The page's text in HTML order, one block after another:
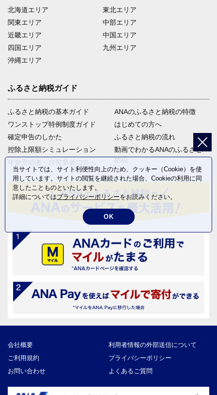
北海道エリア
関東エリア
近畿エリア
四国エリア
沖縄エリア
東北エリア
中部エリア
中国エリア
九州エリア
ふるさと納税ガイド
ふるさと納税の基本ガイド
ワンストップ特例制度ガイド
確定申告のしかた
控除上限額シミュレーション
ANAのふるさと納税の特徴
はじめての方へ
ふるさと納税の流れ
動画でわかるANAのふるさと
納税
会社概要
利用者情報の外部送信について
ご利用規約
プライバシーポリシー
お問い合わせ
よくあるご質問
当サイトでは、サイト利便性向上のため、クッキー（Cookie）を使
用しています。サイトの閲覧を継続された場合、Cookieの利用に同
意したことものといたします。
詳細についてはプライバシーポリシーをお読みください。
OK